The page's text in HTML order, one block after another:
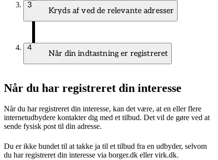
3
Kryds af ved de relevante adresser
4
Når din indtastning er registreret
Når du har registreret din interesse
Når du har registreret din interesse, kan det være, at en eller flere
internetudbydere kontakter dig med et tilbud. Det vil de gøre ved at
sende fysisk post til din adresse.
Du er ikke bundet til at takke ja til et tilbud fra en udbyder, selvom
du har registreret din interesse via borger.dk eller virk.dk.